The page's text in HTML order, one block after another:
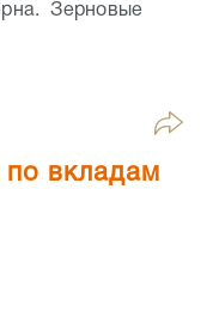
Зерновые
по вкладам